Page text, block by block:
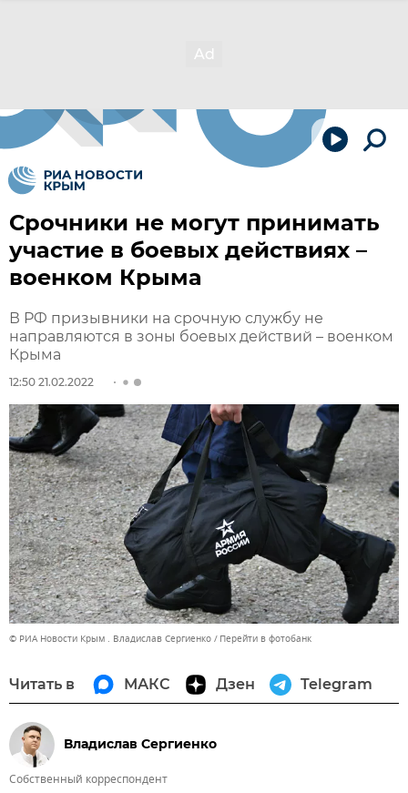
Срочники не могут принимать
участие в боевых действиях –
военком Крыма
В РФ призывники на срочную службу не
направляются в зоны боевых действий – военком
Крыма
12:50 21.02.2022
© РИА Новости Крым . Владислав Сергиенко Перейти в фотобанк
Читать в МАКС Дзен Telegram
Владислав Сергиенко
Собственный корреспондент